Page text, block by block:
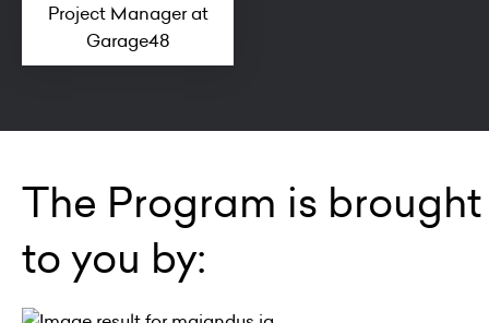
Project Manager at
Garage48
The Program is brought
to you by: